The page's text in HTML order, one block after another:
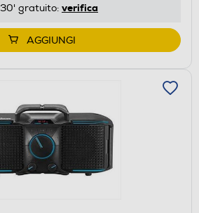
gratuito: verifica
AGGIUNGI